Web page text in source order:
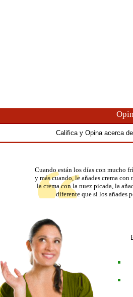
Califica y Opina acerca de
Cuando están los días con mucho
y más cuando, le añades crema con
la crema con la nuez picada, la
diferente que si los añades